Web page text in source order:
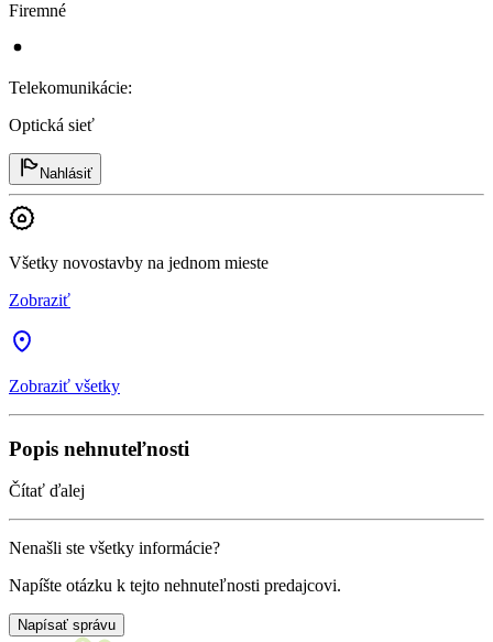
Firemné
Telekomunikácie:
Optická sieť
Nahlásiť
Všetky novostavby na jednom mieste
Zobraziť
Zobraziť všetky
Popis nehnuteľnosti
Čítať ďalej
Nenašli ste všetky informácie?
Napíšte otázku k tejto nehnuteľnosti predajcovi.
Napísať správu